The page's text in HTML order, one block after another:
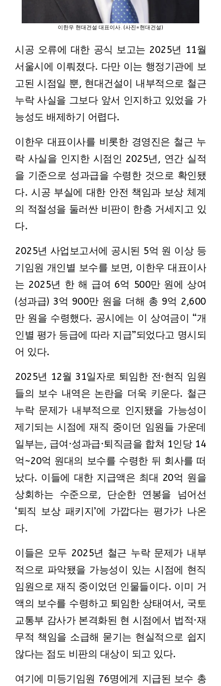
이한우 현대건설 대표이사. (사진=현대건설)
시공 오류에 대한 공식 보고는 2025년 11월
서울시에 이뤄졌다. 다만 이는 행정기관에 보
고된 시점일 뿐, 현대건설이 내부적으로 철근
누락 사실을 그보다 앞서 인지하고 있었을 가
능성도 배제하기 어렵다.
이한우 대표이사를 비롯한 경영진은 철근 누
락 사실을 인지한 시점인 2025년, 연간 실적
을 기준으로 성과급을 수령한 것으로 확인됐
다. 시공 부실에 대한 안전 책임과 보상 체계
의 적절성을 둘러싼 비판이 한층 거세지고 있
다.
2025년 사업보고서에 공시된 5억 원 이상 등
기임원 개인별 보수를 보면, 이한우 대표이사
는 2025년 한 해 급여 6억 500만 원에 상여
(성과급) 3억 900만 원을 더해 총 9억 2,600
만 원을 수령했다. 공시에는 이 상여금이 “개
인별 평가 등급에 따라 지급”되었다고 명시되
어 있다.
2025년 12월 31일자로 퇴임한 전·현직 임원
들의 보수 내역은 논란을 더욱 키운다. 철근
누락 문제가 내부적으로 인지됐을 가능성이
제기되는 시점에 재직 중이던 임원들 가운데
일부는, 급여·성과급·퇴직금을 합쳐 1인당 14
억~20억 원대의 보수를 수령한 뒤 회사를 떠
났다. 이들에 대한 지급액은 최대 20억 원을
상회하는 수준으로, 단순한 연봉을 넘어선
‘퇴직 보상 패키지’에 가깝다는 평가가 나온
다.
이들은 모두 2025년 철근 누락 문제가 내부
적으로 파악됐을 가능성이 있는 시점에 현직
임원으로 재직 중이었던 인물들이다. 이미 거
액의 보수를 수령하고 퇴임한 상태여서, 국토
교통부 감사가 본격화된 현 시점에서 법적·재
무적 책임을 소급해 묻기는 현실적으로 쉽지
않다는 점도 비판의 대상이 되고 있다.
여기에 미등기임원 76명에게 지급된 보수 총